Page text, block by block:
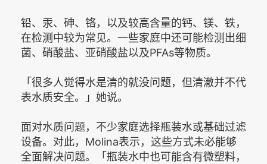
铅、汞、砷、铬，以及较高含量的钙、镁、铁，
在检测中较为常见。一些家庭中还可能检测出细
菌、硝酸盐、亚硝酸盐以及PFAs等物质。
「很多人觉得水是清的就没问题，但清澈并不代
表水质安全。」她说。
面对水质问题，不少家庭选择瓶装水或基础过滤
设备。对此，Molina表示，这些方式未必能够
全面解决问题。「瓶装水中也可能含有微塑料，